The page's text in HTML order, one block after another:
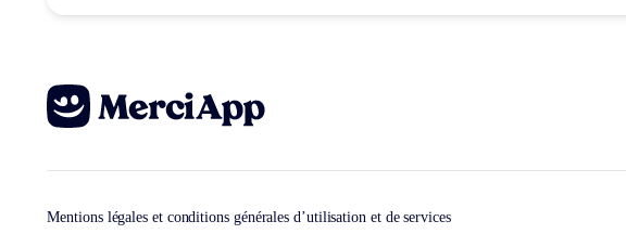
Mentions légales et conditions générales d’utilisation et de services